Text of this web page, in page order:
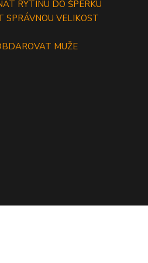
RYTINU DO ŠPERKU
SPRÁVNOU VELIKOST
MUŽE